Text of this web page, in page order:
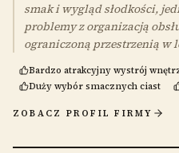
smak i wygląd słodkości,
problemy z organizacją
ograniczoną przestrzenią w
Bardzo atrakcyjny wystrój
Duży wybór smacznych ciast
ZOBACZ PROFIL FIRMY